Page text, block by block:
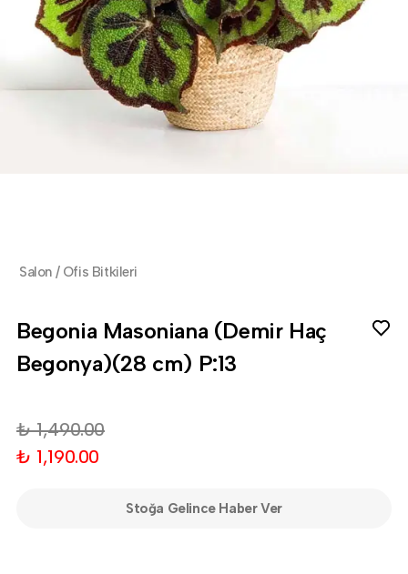
Salon / Ofis Bitkileri
Begonia Masoniana (Demir Haç
Begonya)(28 cm) P:13
₺ 1,490.00
₺ 1,190.00
Stoğa Gelince Haber Ver